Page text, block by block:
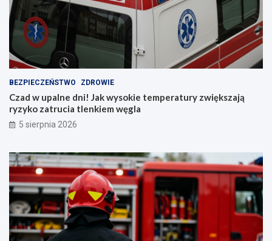
BEZPIECZEŃSTWO ZDROWIE
Czad w upalne dni! Jak wysokie temperatury zwiększają
ryzyko zatrucia tlenkiem węgla
5 sierpnia 2026